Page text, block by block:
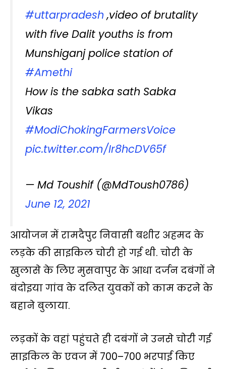
#uttarpradesh ,video of brutality
with five Dalit youths is from
Munshiganj police station of
#Amethi
How is the sabka sath Sabka
Vikas
#ModiChokingFarmersVoice
pic.twitter.com/Ir8hcDV65f
— Md Toushif (@MdToush0786)
June 12, 2021
आयोजन में रामदैपुर निवासी बशीर अहमद के
लड़के की साइकिल चोरी हो गई थी. चोरी के
खुलासे के लिए मुसवापुर के आधा दर्जन दबंगों ने
बंदोइया गांव के दलित युवकों को काम करने के
बहाने बुलाया.
लड़कों के वहां पहुंचते ही दबंगों ने उनसे चोरी गई
साइकिल के एवज में 700–700 भरपाई किए